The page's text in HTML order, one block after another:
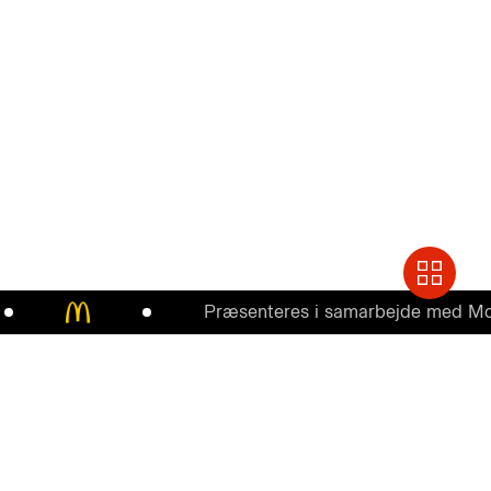
Præsenteres i samarbejde med